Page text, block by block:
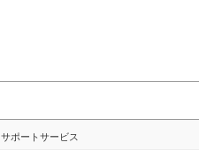
サポートサービス